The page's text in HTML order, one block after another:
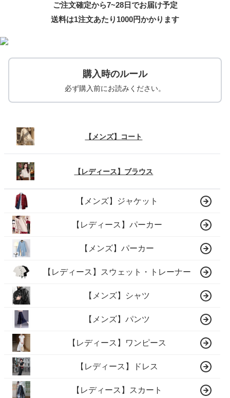
ご注文確定から7~28日でお届け予定
送料は1注文あたり 1000円かかります
購入時のルール
必ず購入前にお読みください。
【メンズ】コート
【レディース】ブラウス
【メンズ】ジャケット
【レディース】パーカー
【メンズ】パーカー
【レディース】スウェット・トレーナー
【メンズ】シャツ
【メンズ】パンツ
【レディース】ワンピース
【レディース】ドレス
【レディース】スカート